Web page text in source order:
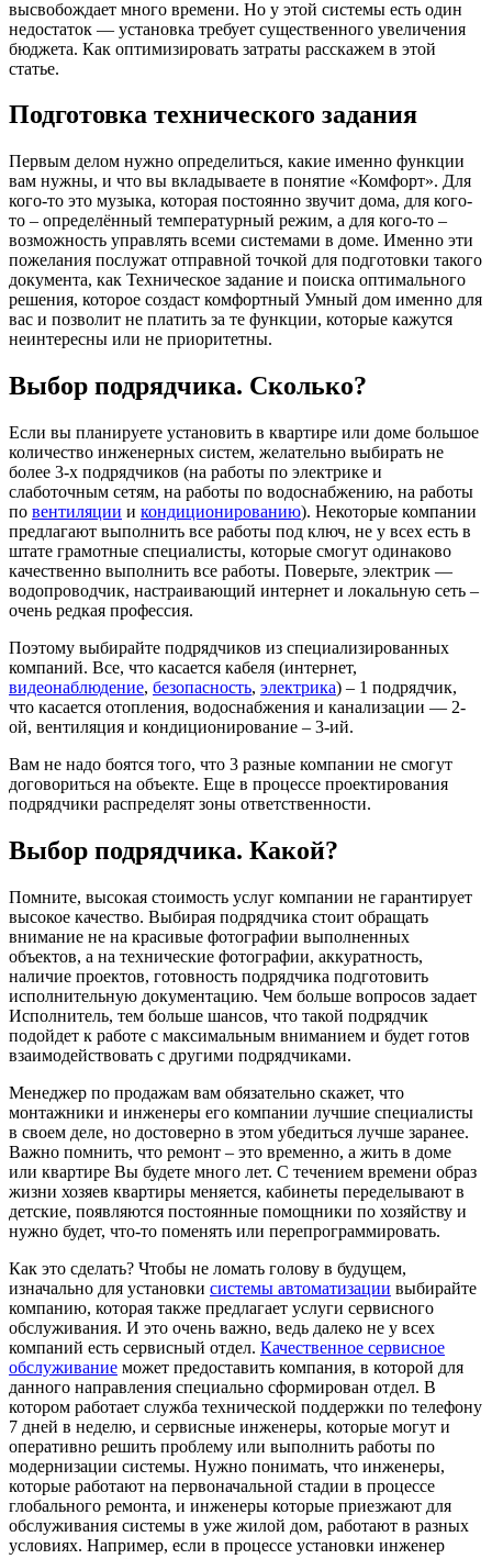
высвобождает много времени. Но у этой системы есть один
недостаток — установка требует существенного увеличения
бюджета. Как оптимизировать затраты расскажем в этой
статье.
Подготовка технического задания
Первым делом нужно определиться, какие именно функции
вам нужны, и что вы вкладываете в понятие «Комфорт». Для
кого-то это музыка, которая постоянно звучит дома, для кого-
то – определённый температурный режим, а для кого-то –
возможность управлять всеми системами в доме. Именно эти
пожелания послужат отправной точкой для подготовки такого
документа, как Техническое задание и поиска оптимального
решения, которое создаст комфортный Умный дом именно для
вас и позволит не платить за те функции, которые кажутся
неинтересны или не приоритетны.
Выбор подрядчика. Сколько?
Если вы планируете установить в квартире или доме большое
количество инженерных систем, желательно выбирать не
более 3-х подрядчиков (на работы по электрике и
слаботочным сетям, на работы по водоснабжению, на работы
по вентиляции и кондиционированию). Некоторые компании
предлагают выполнить все работы под ключ, не у всех есть в
штате грамотные специалисты, которые смогут одинаково
качественно выполнить все работы. Поверьте, электрик —
водопроводчик, настраивающий интернет и локальную сеть –
очень редкая профессия.
Поэтому выбирайте подрядчиков из специализированных
компаний. Все, что касается кабеля (интернет,
видеонаблюдение, безопасность, электрика) – 1 подрядчик,
что касается отопления, водоснабжения и канализации — 2-
ой, вентиляция и кондиционирование – 3-ий.
Вам не надо боятся того, что 3 разные компании не смогут
договориться на объекте. Еще в процессе проектирования
подрядчики распределят зоны ответственности.
Выбор подрядчика. Какой?
Помните, высокая стоимость услуг компании не гарантирует
высокое качество. Выбирая подрядчика стоит обращать
внимание не на красивые фотографии выполненных
объектов, а на технические фотографии, аккуратность,
наличие проектов, готовность подрядчика подготовить
исполнительную документацию. Чем больше вопросов задает
Исполнитель, тем больше шансов, что такой подрядчик
подойдет к работе с максимальным вниманием и будет готов
взаимодействовать с другими подрядчиками.
Менеджер по продажам вам обязательно скажет, что
монтажники и инженеры его компании лучшие специалисты
в своем деле, но достоверно в этом убедиться лучше заранее.
Важно помнить, что ремонт – это временно, а жить в доме
или квартире Вы будете много лет. С течением времени образ
жизни хозяев квартиры меняется, кабинеты переделывают в
детские, появляются постоянные помощники по хозяйству и
нужно будет, что-то поменять или перепрограммировать.
Как это сделать? Чтобы не ломать голову в будущем,
изначально для установки системы автоматизации выбирайте
компанию, которая также предлагает услуги сервисного
обслуживания. И это очень важно, ведь далеко не у всех
компаний есть сервисный отдел. Качественное сервисное
обслуживание может предоставить компания, в которой для
данного направления специально сформирован отдел. В
котором работает служба технической поддержки по телефону
7 дней в неделю, и сервисные инженеры, которые могут и
оперативно решить проблему или выполнить работы по
модернизации системы. Нужно понимать, что инженеры,
которые работают на первоначальной стадии в процессе
глобального ремонта, и инженеры которые приезжают для
обслуживания системы в уже жилой дом, работают в разных
условиях. Например, если в процессе установки инженер